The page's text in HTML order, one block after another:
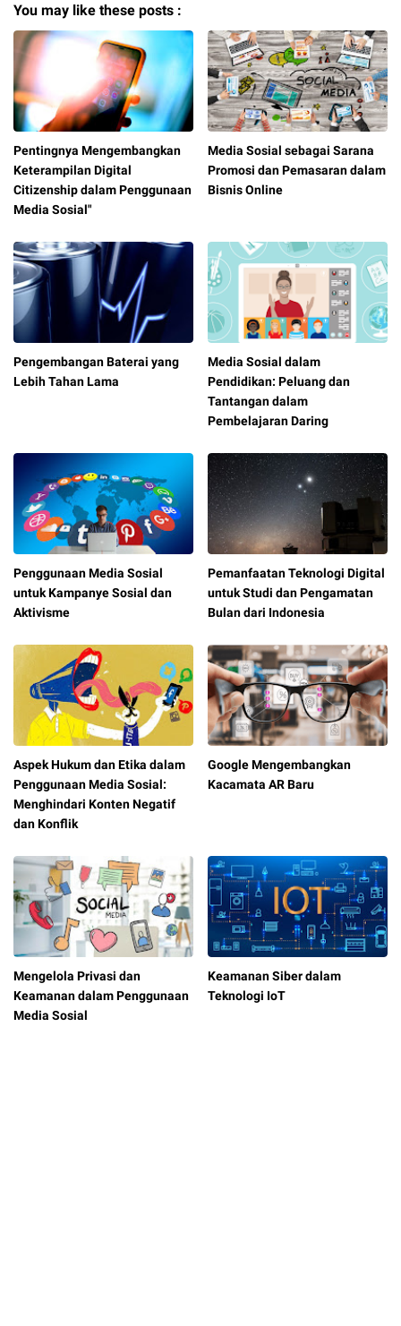
You may like these posts :
Pentingnya Mengembangkan
Keterampilan Digital
Citizenship dalam Penggunaan
Media Sosial"
Media Sosial sebagai Sarana
Promosi dan Pemasaran dalam
Bisnis Online
Pengembangan Baterai yang
Lebih Tahan Lama
Media Sosial dalam
Pendidikan: Peluang dan
Tantangan dalam
Pembelajaran Daring
Penggunaan Media Sosial
untuk Kampanye Sosial dan
Aktivisme
Pemanfaatan Teknologi Digital
untuk Studi dan Pengamatan
Bulan dari Indonesia
Aspek Hukum dan Etika dalam
Penggunaan Media Sosial:
Menghindari Konten Negatif
dan Konflik
Google Mengembangkan
Kacamata AR Baru
Mengelola Privasi dan
Keamanan dalam Penggunaan
Media Sosial
Keamanan Siber dalam
Teknologi IoT